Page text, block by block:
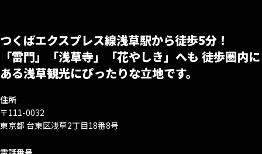
つくばエクスプレス線浅草駅から徒歩5分！
「雷門」「浅草寺」「花やしき」へも 徒歩圏内に
ある浅草観光にぴったりな立地です。
住所
〒111-0032
東京都 台東区浅草2丁目18番8号